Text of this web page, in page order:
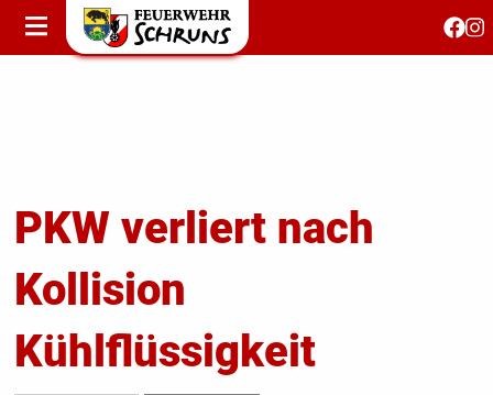
STARTSEITE
AKTUELLES
PKW verliert nach
Kollision
Kühlflüssigkeit